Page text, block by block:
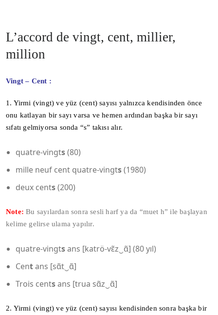
L’accord de vingt, cent, millier,
million
Vingt – Cent :
1. Yirmi (vingt) ve yüz (cent) sayısı yalnızca kendisinden önce
onu katlayan bir sayı varsa ve hemen ardından başka bir sayı
sıfatı gelmiyorsa sonda “s” takısı alır.
quatre-vingts(80)
mille neuf cent quatre-vingts(1980)
deux cents(200)
Note: Bu sayılardan sonra sesli harf ya da “muet h” ile başlayan
kelime gelirse ulama yapılır.
quatre-vingtsans [katrö-vɛ̃z‿ɑ̃] (80 yıl)
Centans [sɑ̃t‿ɑ̃]
Trois centsans [trua sɑ̃z‿ɑ̃]
2. Yirmi (vingt) ve yüz (cent) sayısı kendisinden sonra başka bir